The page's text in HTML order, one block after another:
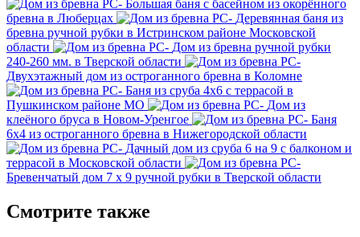
Большая баня с басейном из окорённого
бревна в Люберцах
Деревянная баня из
бревна ручной рубки в Истринском районе Московской
области
Дом из бревна ручной рубки
240-260 мм. в Тверской области
Двухэтажный дом из остроганного бревна в Коломне
Баня из сруба 4х6 с террасой в
Пушкинском районе МО
Дом из
клеёного бруса в Новом-Уренгое
Баня
6х4 из остроганного бревна в Нижегородской области
Дачный дом из сруба 6 на 9 с балконом и
террасой в Московской области
Бревенчатый дом 7 х 9 ручной рубки в Тверской области
Смотрите также